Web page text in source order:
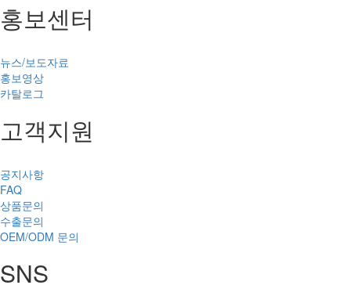
홍보센터
뉴스/보도자료
홍보영상
카탈로그
고객지원
공지사항
FAQ
상품문의
수출문의
OEM/ODM 문의
SNS